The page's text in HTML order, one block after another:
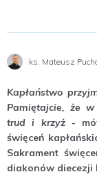
ks. Mateusz
Kapłaństwo
Pamiętajcie, że
trud i krzyż-
święceń
Sakrament
diakonów diecezji